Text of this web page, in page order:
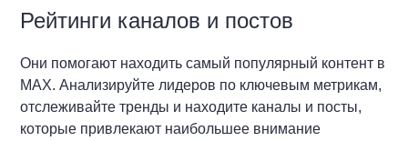
Рейтинги каналов и постов
Они помогают находить самый популярный контент в
MAX. Анализируйте лидеров по ключевым метрикам,
отслеживайте тренды и находите каналы и посты,
которые привлекают наибольшее внимание